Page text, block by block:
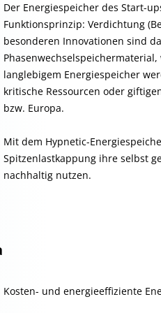
Der Energiespeicher des Start-
Funktionsprinzip: Verdichtung
besonderen Innovationen sind
langlebigem Energiespeicher
kritische Ressourcen oder
bzw. Europa.
Mit dem Hypnetic-
Spitzenlastkappung ihre selbst
nachhaltig nutzen.
Kosten- und energieeffiziente